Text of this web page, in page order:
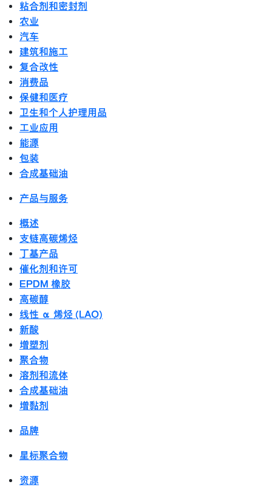
粘合剂和密封剂
农业
汽车
建筑和施工
复合改性
消费品
保健和医疗
卫生和个人护理用品
工业应用
能源
包装
合成基础油
产品与服务
概述
支链高碳烯烃
丁基产品
催化剂和许可
EPDM 橡胶
高碳醇
线性 α 烯烃 (LAO)
新酸
增塑剂
聚合物
溶剂和流体
合成基础油
增黏剂
品牌
星标聚合物
资源